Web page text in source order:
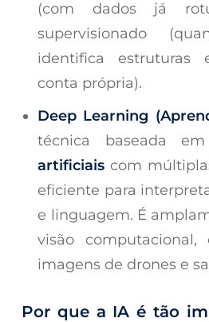
(com dados já
supervisionado
identifica estruturas
conta própria).
Deep Learning
técnica baseada
artificiais com
eficiente para
e linguagem. É
visão
imagens de drones e
Por que a IA é tão